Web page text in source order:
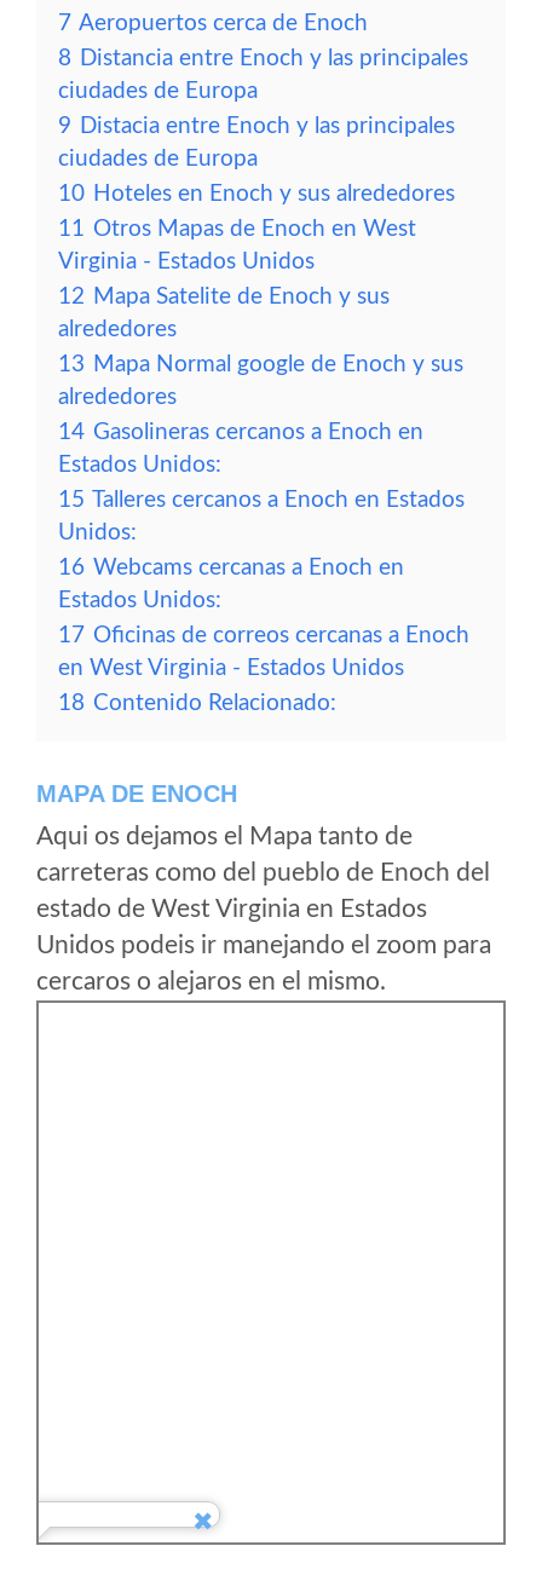
7 Aeropuertos cerca de Enoch
8 Distancia entre Enoch y las principales
ciudades de Europa
9 Distacia entre Enoch y las principales
ciudades de Europa
10 Hoteles en Enoch y sus alrededores
11 Otros Mapas de Enoch en West
Virginia - Estados Unidos
12 Mapa Satelite de Enoch y sus
alrededores
13 Mapa Normal google de Enoch y sus
alrededores
14 Gasolineras cercanos a Enoch en
Estados Unidos:
15 Talleres cercanos a Enoch en Estados
Unidos:
16 Webcams cercanas a Enoch en
Estados Unidos:
17 Oficinas de correos cercanas a Enoch
en West Virginia - Estados Unidos
18 Contenido Relacionado:
MAPA DE ENOCH
Aqui os dejamos el Mapa tanto de
carreteras como del pueblo de Enoch del
estado de West Virginia en Estados
Unidos podeis ir manejando el zoom para
cercaros o alejaros en el mismo.